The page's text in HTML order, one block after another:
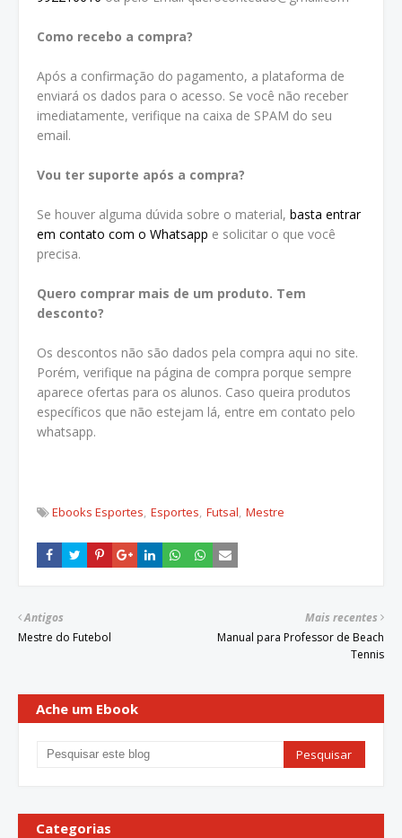
Como recebo a compra?
Após a confirmação do pagamento, a plataforma de
enviará os dados para o acesso. Se você não receber
imediatamente, verifique na caixa de SPAM do seu
email.
Vou ter suporte após a compra?
Se houver alguma dúvida sobre o material, basta entrar
em contato com o Whatsapp e solicitar o que você
precisa.
Quero comprar mais de um produto. Tem
desconto?
Os descontos não são dados pela compra aqui no site.
Porém, verifique na página de compra porque sempre
aparece ofertas para os alunos. Caso queira produtos
específicos que não estejam lá, entre em contato pelo
whatsapp.
Ebooks Esportes Esportes Futsal Mestre
Mais recentes
Manual para Professor de Beach
Tennis
Antigos
Mestre do Futebol
Ache um Ebook
Categorias